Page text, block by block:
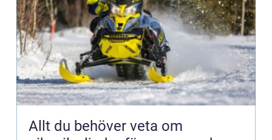
Allt du behöver veta om